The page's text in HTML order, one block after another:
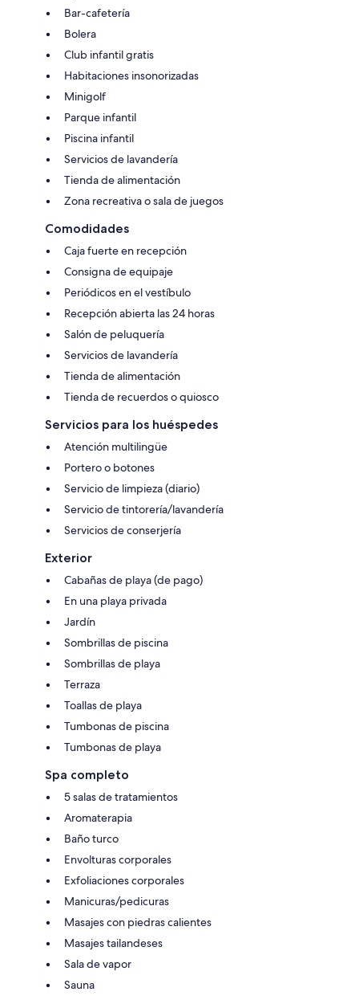
Bar-cafetería
Bolera
Club infantil gratis
Habitaciones insonorizadas
Minigolf
Parque infantil
Piscina infantil
Servicios de lavandería
Tienda de alimentación
Zona recreativa o sala de juegos
Comodidades
Caja fuerte en recepción
Consigna de equipaje
Periódicos en el vestíbulo
Recepción abierta las 24 horas
Salón de peluquería
Servicios de lavandería
Tienda de alimentación
Tienda de recuerdos o quiosco
Servicios para los huéspedes
Atención multilingüe
Portero o botones
Servicio de limpieza (diario)
Servicio de tintorería/lavandería
Servicios de conserjería
Exterior
Cabañas de playa (de pago)
En una playa privada
Jardín
Sombrillas de piscina
Sombrillas de playa
Terraza
Toallas de playa
Tumbonas de piscina
Tumbonas de playa
Spa completo
5 salas de tratamientos
Aromaterapia
Baño turco
Envolturas corporales
Exfoliaciones corporales
Manicuras/pedicuras
Masajes con piedras calientes
Masajes tailandeses
Sala de vapor
Sauna